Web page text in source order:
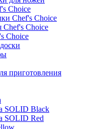
Choice
Chef's Choice
Chef's Choice
Choice
приготовления
SOLID Black
SOLID Red